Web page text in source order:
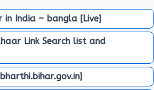
in India – bangla [Live]
Link Search list and